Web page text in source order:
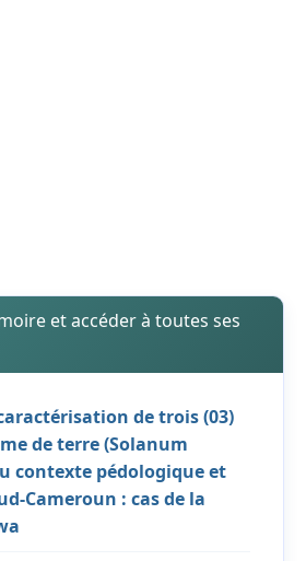
et accéder à toutes ses
de trois (03)
de terre (Solanum
contexte pédologique et
Cameroun : cas de la